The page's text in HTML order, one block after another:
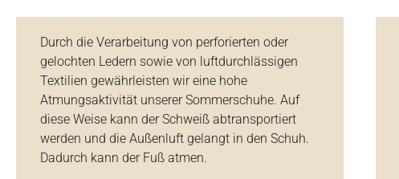
Durch die Verarbeitung von perforierten oder
gelochten Ledern sowie von luftdurchlässigen
Textilien gewährleisten wir eine hohe
Atmungsaktivität unserer Sommerschuhe. Auf
diese Weise kann der Schweiß abtransportiert
werden und die Außenluft gelangt in den Schuh.
Dadurch kann der Fuß atmen.